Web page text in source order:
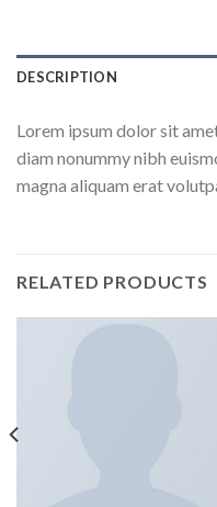
DESCRIPTION
Lorem ipsum dolor sit
diam nonummy nibh
magna aliquam erat
RELATED PRODUCTS